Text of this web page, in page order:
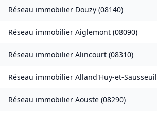
Réseau immobilier Douzy (08140)
Réseau immobilier Aiglemont (08090)
Réseau immobilier Alincourt (08310)
Réseau immobilier Alland'Huy-et-Sausseuil
Réseau immobilier Aouste (08290)